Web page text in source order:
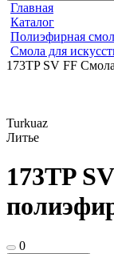
Главная
Каталог
Полиэфирная
Смола для
173TP SV FF
Turkuaz
Литье
173TP
0